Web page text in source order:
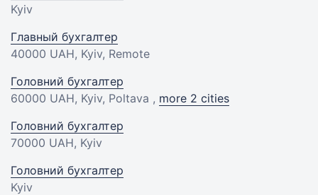
Kyiv
Главный бухгалтер
40000 UAH, Kyiv, Remote
Головний бухгалтер
60000 UAH, Kyiv, Poltava , more 2 cities
Головний бухгалтер
70000 UAH, Kyiv
Головний бухгалтер
Kyiv